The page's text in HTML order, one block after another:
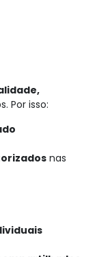
Por isso:
nas